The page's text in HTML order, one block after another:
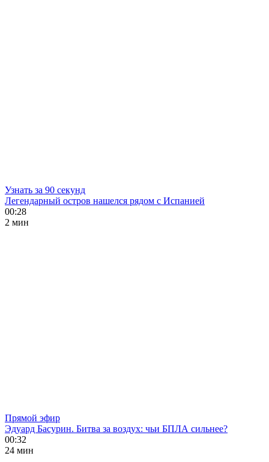
Узнать за 90 секунд
Легендарный остров нашелся рядом с Испанией
00:28
2 мин
Прямой эфир
Эдуард Басурин. Битва за воздух: чьи БПЛА сильнее?
00:32
24 мин